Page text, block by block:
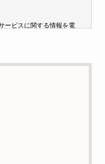
ービスに関する情報を電
せん。
の目的で委託することが
たは削除・利用の停止・